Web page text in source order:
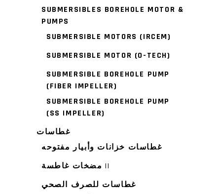
SUBMERSIBLES BOREHOLE MOTOR &
PUMPS
SUBMERSIBLE MOTORS (IRCEM)
SUBMERSIBLE MOTOR (O-TECH)
SUBMERSIBLE BOREHOLE PUMP
(FIBER IMPELLER)
SUBMERSIBLE BOREHOLE PUMP
(SS IMPELLER)
غطاسات
غطاسات خزانات وأبيار مفتوحه
مضخات غاطسة ||
غطاسات للصرف الصحي